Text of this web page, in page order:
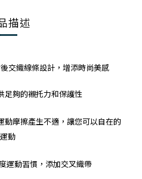
描述
交織線條設計，增添時尚美感
足夠的襯托力和保護性
動摩擦產生不適，讓您可以自在的
運動
運動習慣，添加交叉織帶